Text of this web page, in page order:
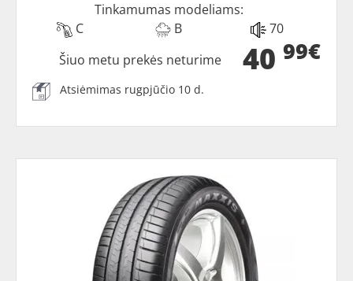
Tinkamumas modeliams:
C
B 70
40 99€
Šiuo metu prekės neturime
Atsiėmimas rugpjūčio 10 d.